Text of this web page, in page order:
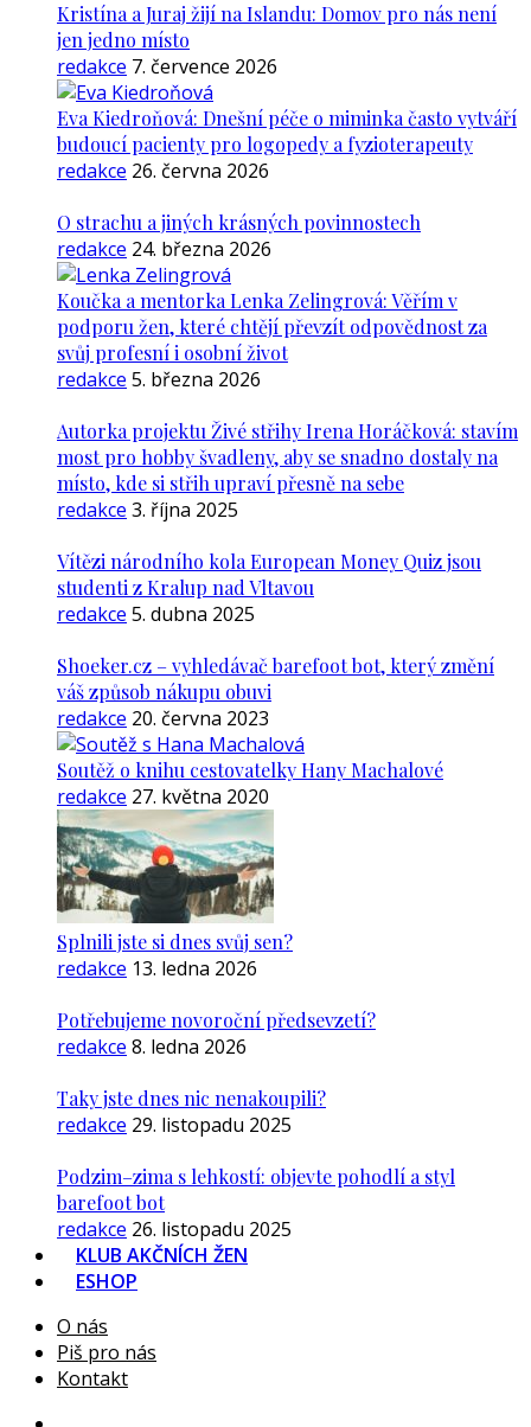
Kristína a Juraj žijí na Islandu: Domov pro nás není
jen jedno místo
redakce 7. července 2026
Eva Kiedroňová: Dnešní péče o miminka často vytváří
budoucí pacienty pro logopedy a fyzioterapeuty
redakce 26. června 2026
O strachu a jiných krásných povinnostech
redakce 24. března 2026
Koučka a mentorka Lenka Zelingrová: Věřím v
podporu žen, které chtějí převzít odpovědnost za
svůj profesní i osobní život
redakce 5. března 2026
Autorka projektu Živé střihy Irena Horáčková: stavím
most pro hobby švadleny, aby se snadno dostaly na
místo, kde si střih upraví přesně na sebe
redakce 3. října 2025
Vítězi národního kola European Money Quiz jsou
studenti z Kralup nad Vltavou
redakce 5. dubna 2025
Shoeker.cz – vyhledávač barefoot bot, který změní
váš způsob nákupu obuvi
redakce 20. června 2023
Soutěž o knihu cestovatelky Hany Machalové
redakce 27. května 2020
Splnili jste si dnes svůj sen?
redakce 13. ledna 2026
Potřebujeme novoroční předsevzetí?
redakce 8. ledna 2026
Taky jste dnes nic nenakoupili?
redakce 29. listopadu 2025
Podzim–zima s lehkostí: objevte pohodlí a styl
barefoot bot
redakce 26. listopadu 2025
KLUB AKČNÍCH ŽEN
ESHOP
O nás
Piš pro nás
Kontakt